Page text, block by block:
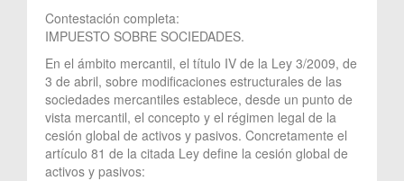
Contestación completa:
IMPUESTO SOBRE SOCIEDADES.
En el ámbito mercantil, el título IV de la Ley 3/2009, de
3 de abril, sobre modificaciones estructurales de las
sociedades mercantiles establece, desde un punto de
vista mercantil, el concepto y el régimen legal de la
cesión global de activos y pasivos. Concretamente el
artículo 81 de la citada Ley define la cesión global de
activos y pasivos: